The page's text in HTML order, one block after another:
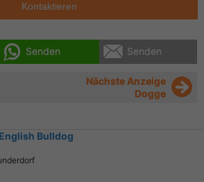
Kontaktieren
Senden Senden
Nächste Anzeige
Dogge
Bulldog